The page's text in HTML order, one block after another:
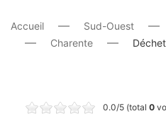
Accueil Sud-Ouest
Charente
0.0/5 (total 0